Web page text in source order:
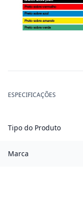
ESPECIFICAÇÕES
Tipo do Produto
Marca